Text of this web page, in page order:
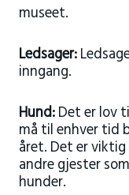
museet.
Ledsager:
inngang.
Hund:Det er lov
må til enhver tid
året. Det er
andre gjester
hunder.